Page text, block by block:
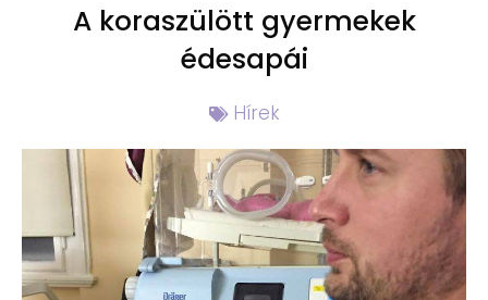
A koraszülött gyermekek
édesapái
Hírek